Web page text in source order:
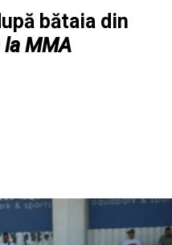
bătaia din
la MMA